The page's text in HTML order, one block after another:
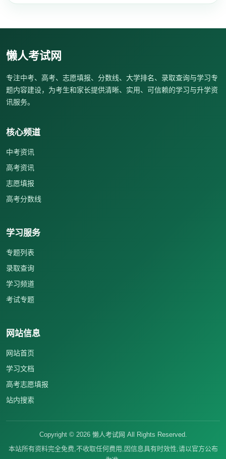
懒人考试网
专注中考、高考、志愿填报、分数线、大学排名、录取查询与学习专
题内容建设，为考生和家长提供清晰、实用、可信赖的学习与升学资
讯服务。
核心频道
中考资讯
高考资讯
志愿填报
高考分数线
学习服务
专题列表
录取查询
学习频道
考试专题
网站信息
网站首页
学习文档
高考志愿填报
站内搜索
Copyright © 2026懒人考试网 All Rights Reserved.
本站所有资料完全免费,不收取任何费用,因信息具有时效性,请以官方公布